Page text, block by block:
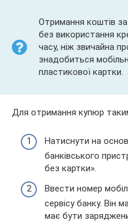
Отримання коштів
без використання
часу, ніж звичайна
знадобиться
пластикової картки.
Для отримання купюр
Натиснути на
банківського
без картки».
Ввести номер
сервісу банку. Він
має бути